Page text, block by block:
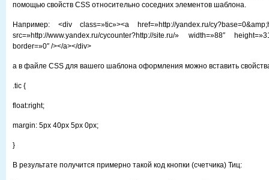
помощью свойств CSS относительно соседних элементов шаблона.
Например: <div class=»tic»><a href=»http://yandex.ru/
src=»http://www.yandex.ru/cycounter?http://site.ru/» width=»88″
border=»0″ /></a></div>
а в файле CSS для вашего шаблона оформления можно вставить
.tic {
float:right;
margin: 5px 40px 5px 0px;
}
В результате получится примерно такой код кнопки (счетчика) Тиц: